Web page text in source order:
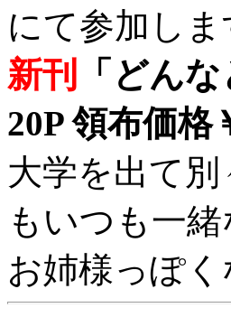
にて参加しま
新刊
「どん
20P 領布価格
大学を出て
もいつも一
お姉様っぽ